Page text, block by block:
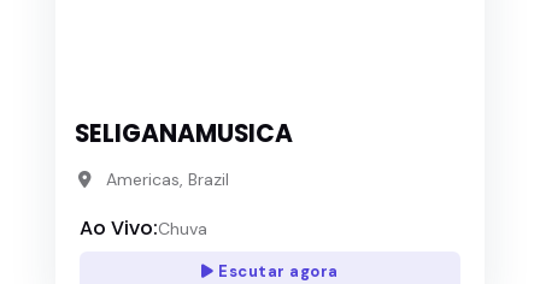
SELIGANAMUSICA
Americas, Brazil
Ao Vivo:Chuva
Escutar agora